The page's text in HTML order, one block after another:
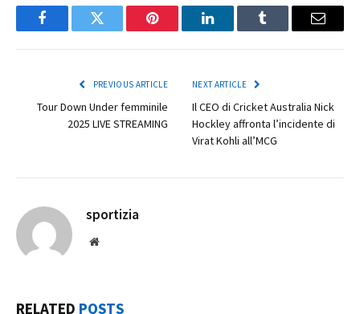
FacebookTwitter Pinterest LinkedInTumblr Email
PREVIOUS ARTICLE
Tour Down Under femminile
2025 LIVE STREAMING
NEXT ARTICLE
Il CEO di Cricket Australia Nick
Hockley affronta l’incidente di
Virat Kohli all’MCG
sportizia
Website
RELATED POSTS